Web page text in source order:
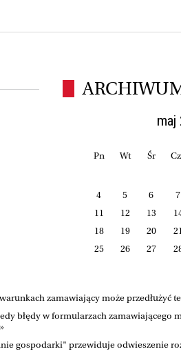
maj
Pn Wt Śr
4
5 6 7
11
12 13
18
19 20 21
25
26 27
zamawiający może przedłużyć
błędy w formularzach zamawiającego
gospodarki" przewiduje odwieszenie